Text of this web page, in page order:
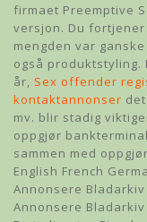
firmaet Preemptive
versjon. Du fortjener
mengden var
også produktstyling.
år, Sex offender
kontaktannonser
mv. blir stadig
oppgjør
sammen med
English French
Annonsere
Annonsere